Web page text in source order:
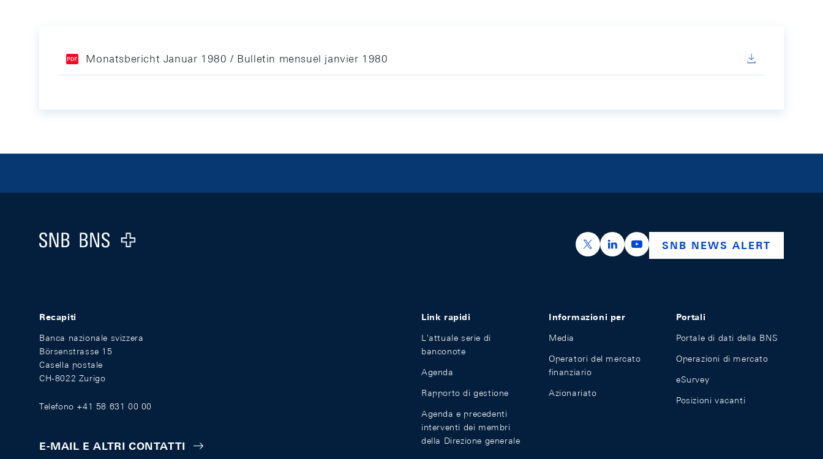
Monatsbericht Januar 1980 / Bulletin mensuel janvier 1980
Logo
https://x.com/snb_bns
https://ch.linkedin.com/company/swiss-
https://www.youtube.com/
SNB NEWS ALERT
Recapiti
Banca nazionale svizzera
Börsenstrasse 15
Casella postale
CH-8022 Zurigo
Telefono +41 58 631 00 00
E-MAIL E ALTRI CONTATTI
Link rapidi
L'attuale serie di
banconote
Agenda
Rapporto di gestione
Agenda e precedenti
interventi dei membri
della Direzione generale
Informazioni per
Media
Operatori del mercato
finanziario
Azionariato
Portali
Portale di dati della BNS
Operazioni di mercato
eSurvey
Posizioni vacanti